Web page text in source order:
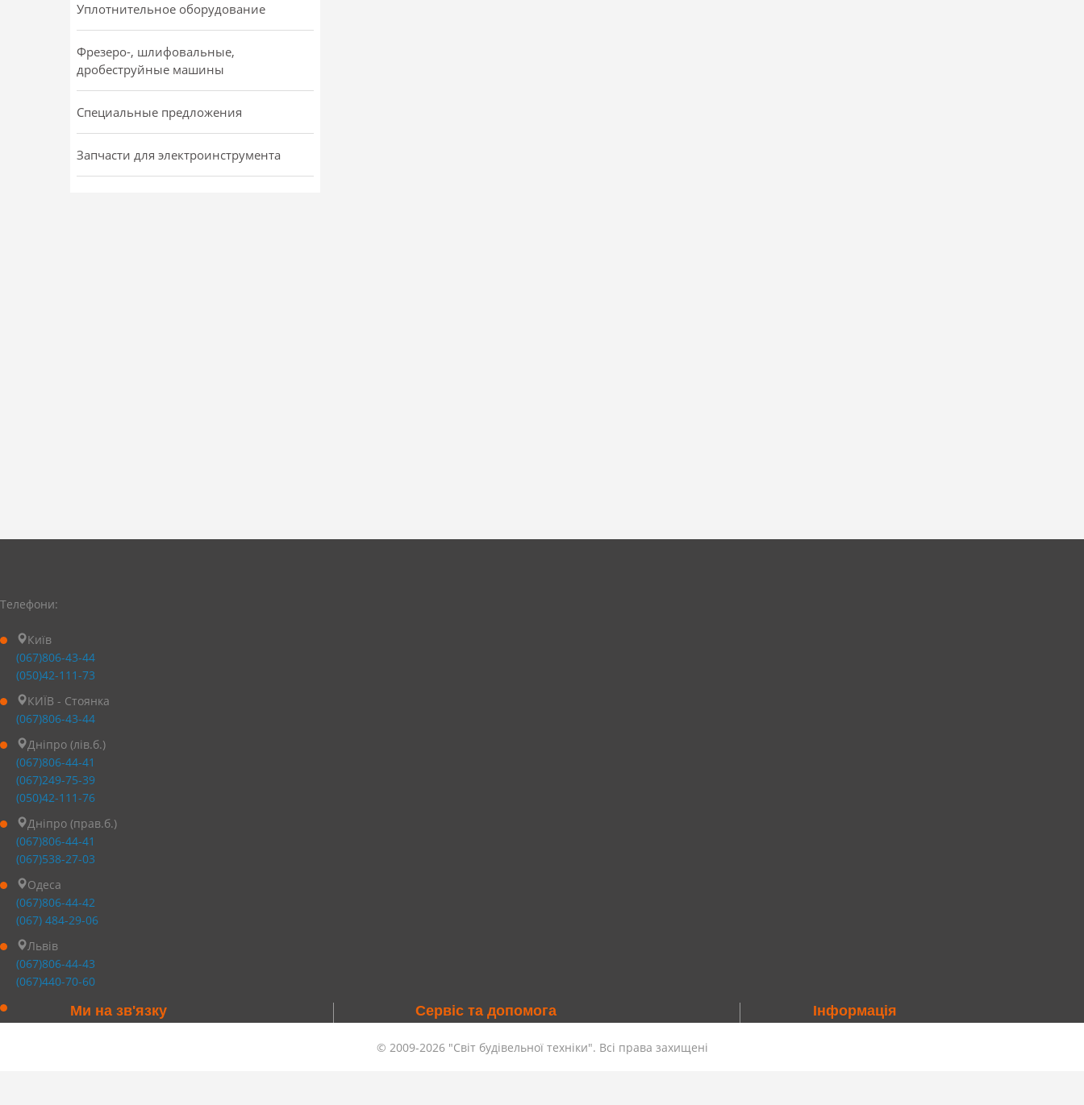
Уплотнительное оборудование
Фрезеро-, шлифовальные,
дробеструйные машины
Специальные предложения
Запчасти для электроинструмента
Телефони:
Київ
(067)806-43-44
(050)42-111-73
КИЇВ - Стоянка
(067)806-43-44
Дніпро (лів.б.)
(067)806-44-41
(067)249-75-39
(050)42-111-76
Дніпро (прав.б.)
(067)806-44-41
(067)538-27-03
Одеса
(067)806-44-42
(067) 484-29-06
Львів
(067)806-44-43
(067)440-70-60
Ми на зв'язку Сервіс та допомога
Умови оренди
Інформація
© 2009-2026 "Світ будівельної техніки". Всі права захищені